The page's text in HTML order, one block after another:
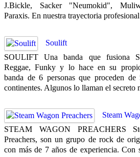
J.Bickle, Sacker "Neumokid",
Paraxis. En nuestra trayectoria
Soulift
SOULIFT Una banda que fusiona
Reggae, Funky y lo hace en su
banda de 6 personas que proceden
continentes. Algunos lo llaman el secreto
Steam
STEAM WAGON PREACHERS
Preachers, son un grupo de rock de
con más de 7 años de experiencia. Con